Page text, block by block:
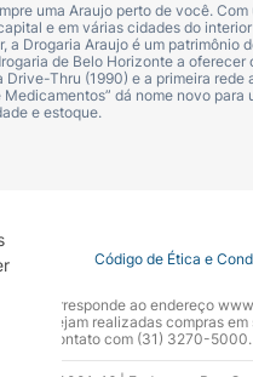
uma Araujo perto de você.
e em várias cidades do
Drogaria Araujo é um
de Belo Horizonte a
Thru (1990) e a primeira
Medicamentos” dá nome novo
e estoque.
Covid-19 Código de Ética e
corresponde ao endereço
não sejam realizadas compras
em contato com (31) 3270-5000.